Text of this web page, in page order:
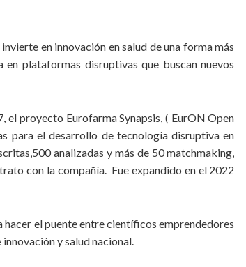
en innovación en salud de una forma más
plataformas disruptivas que buscan nuevos
el proyecto Eurofarma Synapsis, ( EurON Open
para el desarrollo de tecnología disruptiva en
analizadas y más de 50 matchmaking,
con la compañía. Fue expandido en el 2022
hacer el puente entre científicos emprendedores
y salud nacional.